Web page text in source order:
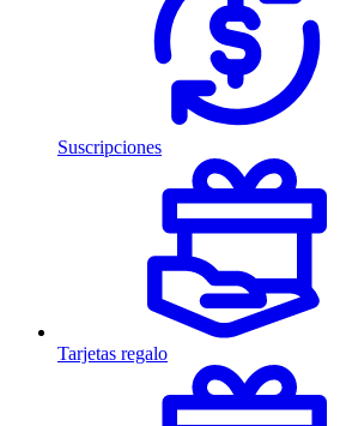
Suscripciones
Tarjetas regalo